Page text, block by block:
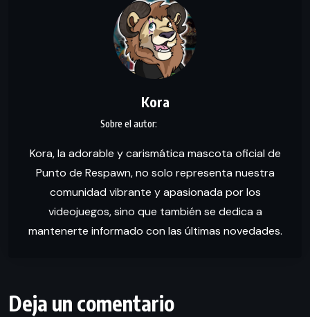
Kora
Kora, la adorable y carismática mascota oficial de
Punto de Respawn, no solo representa nuestra
comunidad vibrante y apasionada por los
videojuegos, sino que también se dedica a
mantenerte informado con las últimas novedades.
Deja un comentario